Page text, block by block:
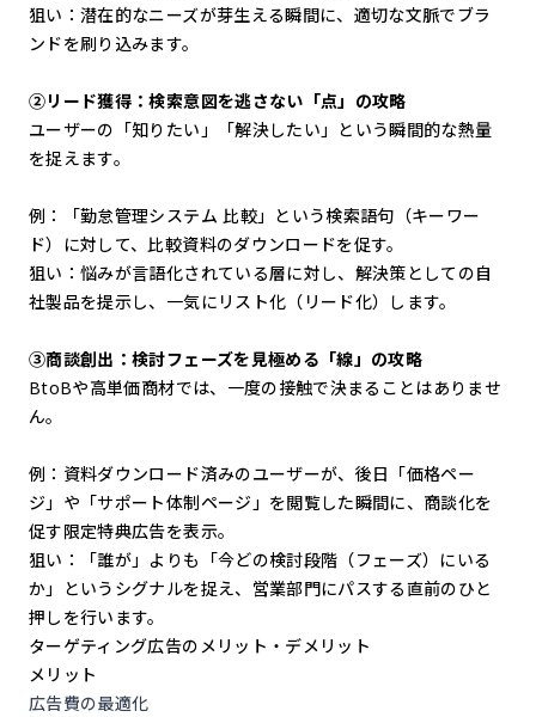
狙い：潜在的なニーズが芽生える瞬間に、適切な文脈でブラ
ンドを刷り込みます。
②リード獲得：検索意図を逃さない「点」の攻略
ユーザーの「知りたい」「解決したい」という瞬間的な熱量
を捉えます。
例：「勤怠管理システム 比較」という検索語句（キーワー
ド）に対して、比較資料のダウンロードを促す。
狙い：悩みが言語化されている層に対し、解決策としての自
社製品を提示し、一気にリスト化（リード化）します。
③商談創出：検討フェーズを見極める「線」の攻略
BtoBや高単価商材では、一度の接触で決まることはありませ
ん。
例：資料ダウンロード済みのユーザーが、後日「価格ペー
ジ」や「サポート体制ページ」を閲覧した瞬間に、商談化を
促す限定特典広告を表示。
狙い：「誰が」よりも「今どの検討段階（フェーズ）にいる
か」というシグナルを捉え、営業部門にパスする直前のひと
押しを行います。
ターゲティング広告のメリット・デメリット
メリット
広告費の最適化